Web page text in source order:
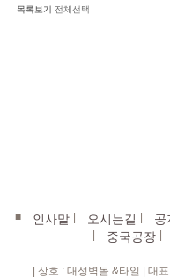
목록보기 전체선택
■ 인사말 오시는길 공
중국공장
| 상호 : 대성벽돌 &타일 | 대